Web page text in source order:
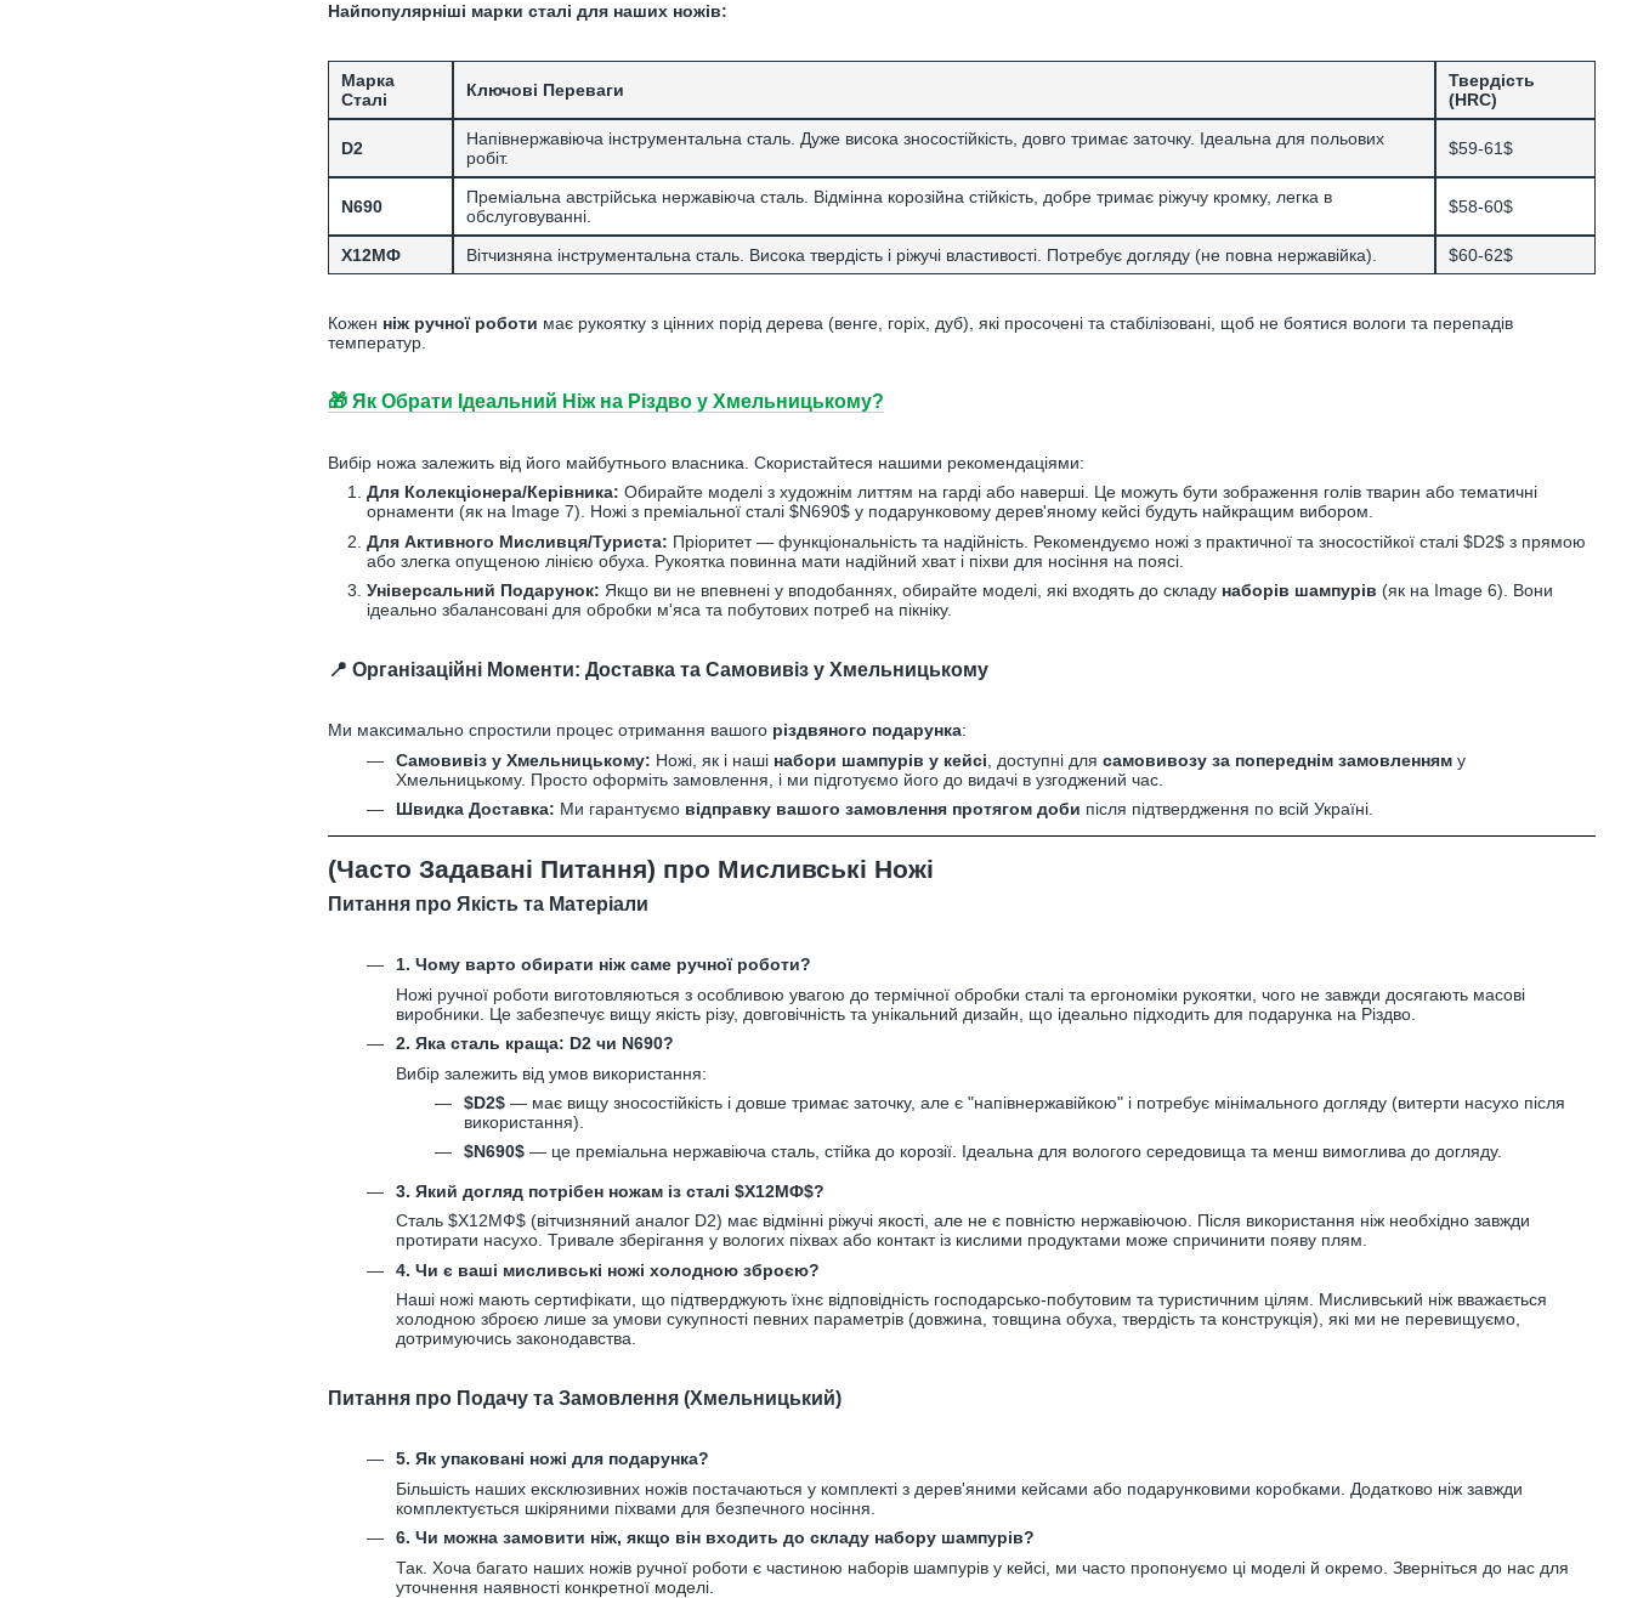
Найпопулярніші марки сталі для наших ножів:
Марка
Сталі
Ключові Переваги
Твердість
(HRC)
D2
Напівнержавіюча інструментальна сталь. Дуже висока зносостійкість, довго тримає заточку. Ідеальна для польових
робіт.
$59-61$
N690
Преміальна австрійська нержавіюча сталь. Відмінна корозійна стійкість, добре тримає ріжучу кромку, легка в
обслуговуванні.
$58-60$
Х12МФ Вітчизняна інструментальна сталь. Висока твердість і ріжучі властивості. Потребує догляду (не повна нержавійка). $60-62$
Кожен ніж ручної роботи має рукоятку з цінних порід дерева (венге, горіх, дуб), які просочені та стабілізовані, щоб не боятися вологи та перепадів
температур.
🎁 Як Обрати Ідеальний Ніж на Різдво у Хмельницькому?
Вибір ножа залежить від його майбутнього власника. Скористайтеся нашими рекомендаціями:
Для Колекціонера/Керівника: Обирайте моделі з художнім литтям на гарді або наверші. Це можуть бути зображення голів тварин або тематичні
орнаменти (як на Image 7). Ножі з преміальної сталі $N690$ у подарунковому дерев'яному кейсі будуть найкращим вибором.
Для Активного Мисливця/Туриста: Пріоритет — функціональність та надійність. Рекомендуємо ножі з практичної та зносостійкої сталі $D2$ з прямою
або злегка опущеною лінією обуха. Рукоятка повинна мати надійний хват і піхви для носіння на поясі.
Універсальний Подарунок: Якщо ви не впевнені у вподобаннях, обирайте моделі, які входять до складу наборів шампурів (як на Image 6). Вони
ідеально збалансовані для обробки м'яса та побутових потреб на пікніку.
📍 Організаційні Моменти: Доставка та Самовивіз у Хмельницькому
Ми максимально спростили процес отримання вашого різдвяного подарунка:
Самовивіз у Хмельницькому: Ножі, як і наші набори шампурів у кейсі , доступні для самовивозу за попереднім замовленням у
Хмельницькому. Просто оформіть замовлення, і ми підготуємо його до видачі в узгоджений час.
Швидка Доставка: Ми гарантуємо відправку вашого замовлення протягом доби після підтвердження по всій Україні.
(Часто Задавані Питання) про Мисливські Ножі
Питання про Якість та Матеріали
1. Чому варто обирати ніж саме ручної роботи?
Ножі ручної роботи виготовляються з особливою увагою до термічної обробки сталі та ергономіки рукоятки, чого не завжди досягають масові
виробники. Це забезпечує вищу якість різу, довговічність та унікальний дизайн, що ідеально підходить для подарунка на Різдво.
2. Яка сталь краща: D2 чи N690?
Вибір залежить від умов використання:
$D2$ — має вищу зносостійкість і довше тримає заточку, але є "напівнержавійкою" і потребує мінімального догляду (витерти насухо після
використання).
$N690$ — це преміальна нержавіюча сталь, стійка до корозії. Ідеальна для вологого середовища та менш вимоглива до догляду.
3. Який догляд потрібен ножам із сталі $Х12МФ$?
Сталь $Х12МФ$ (вітчизняний аналог D2) має відмінні ріжучі якості, але не є повністю нержавіючою. Після використання ніж необхідно завжди
протирати насухо. Тривале зберігання у вологих піхвах або контакт із кислими продуктами може спричинити появу плям.
4. Чи є ваші мисливські ножі холодною зброєю?
Наші ножі мають сертифікати, що підтверджують їхнє відповідність господарсько-побутовим та туристичним цілям. Мисливський ніж вважається
холодною зброєю лише за умови сукупності певних параметрів (довжина, товщина обуха, твердість та конструкція), які ми не перевищуємо,
дотримуючись законодавства.
Питання про Подачу та Замовлення (Хмельницький)
5. Як упаковані ножі для подарунка?
Більшість наших ексклюзивних ножів постачаються у комплекті з дерев'яними кейсами або подарунковими коробками. Додатково ніж завжди
комплектується шкіряними піхвами для безпечного носіння.
6. Чи можна замовити ніж, якщо він входить до складу набору шампурів?
Так. Хоча багато наших ножів ручної роботи є частиною наборів шампурів у кейсі, ми часто пропонуємо ці моделі й окремо. Зверніться до нас для
уточнення наявності конкретної моделі.